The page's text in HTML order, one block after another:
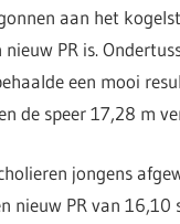
aan het
PR is.
een mooi
de speer 17,28 m
jongens
nieuw PR van 16,10